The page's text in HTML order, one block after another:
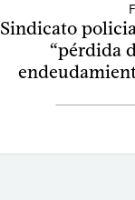
Sindicato
“pérdida